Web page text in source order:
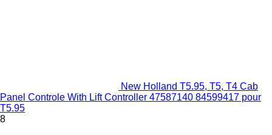
New Holland T5.95, T5, T4 Cab
Panel Controle With Lift Controller 47587140 84599417 pour
T5.95
8